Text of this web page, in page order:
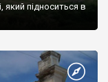
який підноситься в